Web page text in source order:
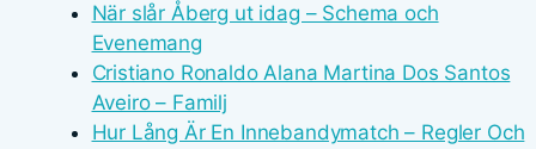
När slår Åberg ut idag – Schema och
Evenemang
Cristiano Ronaldo Alana Martina Dos Santos
Aveiro – Familj
Hur Lång Är En Innebandymatch – Regler Och